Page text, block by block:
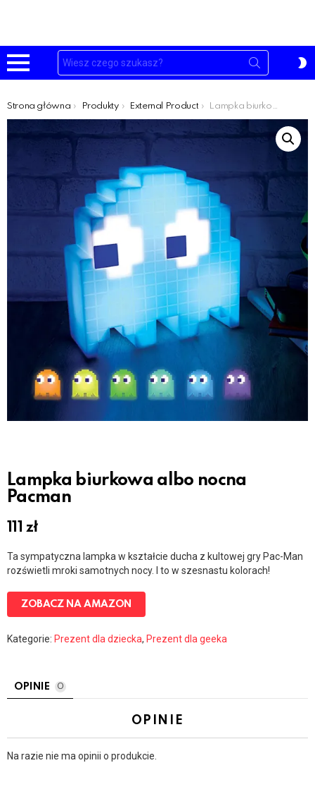
Menu
Szukaj:
Jesteś tutaj:
Strona główna Produkty External Product Lampka biurkowa albo nocna Pacman
Lampka biurkowa albo nocna
Pacman
zł
Ta sympatyczna lampka w kształcie ducha z kultowej gry Pac-Man
rozświetli mroki samotnych nocy. I to w szesnastu kolorach!
ZOBACZ NA AMAZON
Kategorie: Prezent dla dziecka, Prezent dla geeka
OPINIE 0
OPINIE
Na razie nie ma opinii o produkcie.